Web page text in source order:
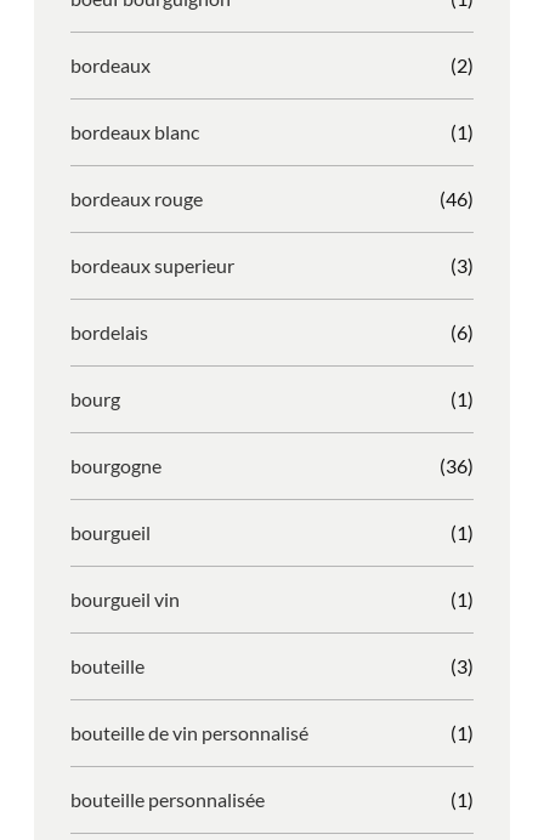
bordeaux (2)
bordeaux blanc (1)
bordeaux rouge (46)
bordeaux superieur (3)
bordelais (6)
bourg (1)
bourgogne (36)
bourgueil (1)
bourgueil vin (1)
bouteille (3)
bouteille de vin personnalisé (1)
bouteille personnalisée (1)